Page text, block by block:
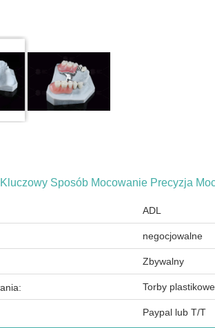
Sposób Mocowanie Precyzja
ADL
negocjowalne
Zbywalny
Torby
Paypal lub T/T